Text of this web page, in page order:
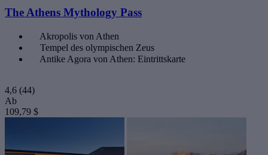
The Athens Mythology Pass
Akropolis von Athen
Tempel des olympischen Zeus
Antike Agora von Athen: Eintrittskarte
4,6 (44)
Ab
109,79 $